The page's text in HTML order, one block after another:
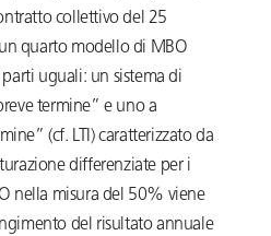
collettivo del 25
quarto modello di MBO
uguali: un sistema di
termine” e uno a
(cf. LTI) caratterizzato da
differenziate per i
nella misura del 50% viene
del risultato annuale